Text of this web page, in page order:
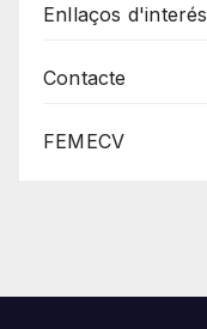
Enllaços d'interés
Contacte
FEMECV